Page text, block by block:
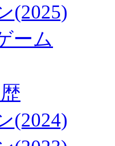
(2025)
ーム
(2024)